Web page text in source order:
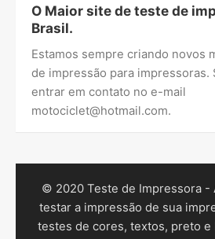
O Maior site de teste de
Brasil.
Estamos sempre criando novos
de impressão para impressoras.
entrar em contato no e-mail
motociclet@hotmail.com.
© 2020 Teste de Impressora -
testar a impressão de sua
testes de cores, textos, preto e